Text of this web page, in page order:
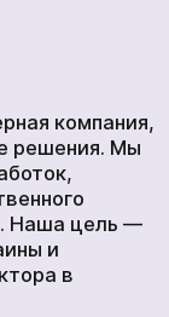
компания,
решения. Мы
Наша цель —
и
в